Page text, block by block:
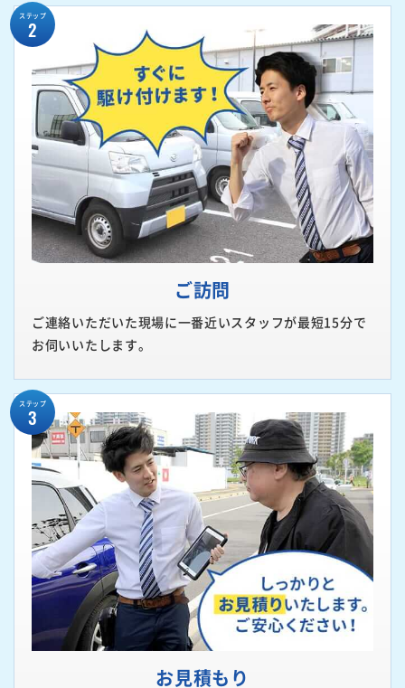
ステップ
2
ご訪問
ご連絡いただいた現場に一番近いスタッフが最短15分で
お伺いいたします。
ステップ
3
お見積もり